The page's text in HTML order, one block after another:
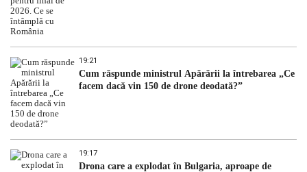
19:21
Cum răspunde ministrul Apărării la întrebarea „Ce
facem dacă vin 150 de drone deodată?”
19:17
Drona care a explodat în Bulgaria, aproape de